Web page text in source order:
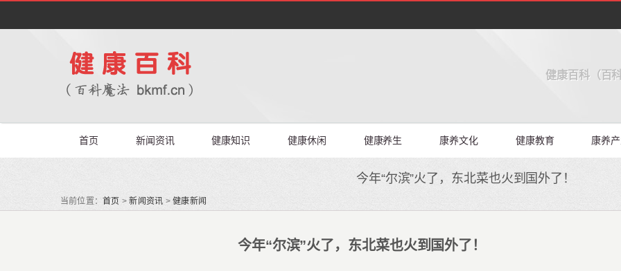
健康百科（百
首页 新闻资讯 健康知识 健康休闲 健康养生 康养文化 健康教育 康养
今年“尔滨”火了，东北菜也火到国外了！
当前位置：首页 >新闻资讯 >健康新闻
今年“尔滨”火了，东北菜也火到国外了！